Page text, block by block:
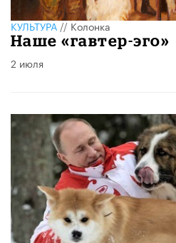
КУЛЬТУРА//Колонка
​Наше «гавтер-эго»
2 июля